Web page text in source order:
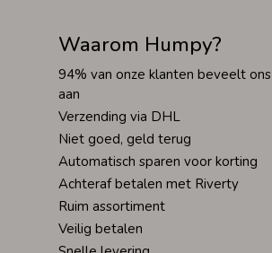
Waarom Humpy?
94% van onze klanten beveelt ons
aan
Verzending via DHL
Niet goed, geld terug
Automatisch sparen voor korting
Achteraf betalen met Riverty
Ruim assortiment
Veilig betalen